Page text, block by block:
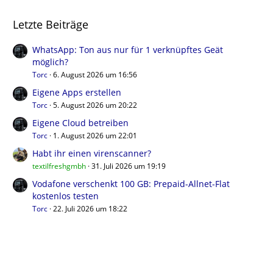
Letzte Beiträge
WhatsApp: Ton aus nur für 1 verknüpftes Geät
möglich?
Torc 6. August 2026 um 16:56
Eigene Apps erstellen
Torc 5. August 2026 um 20:22
Eigene Cloud betreiben
Torc 1. August 2026 um 22:01
Habt ihr einen virenscanner?
textilfreshgmbh 31. Juli 2026 um 19:19
Vodafone verschenkt 100 GB: Prepaid-Allnet-Flat
kostenlos testen
Torc 22. Juli 2026 um 18:22